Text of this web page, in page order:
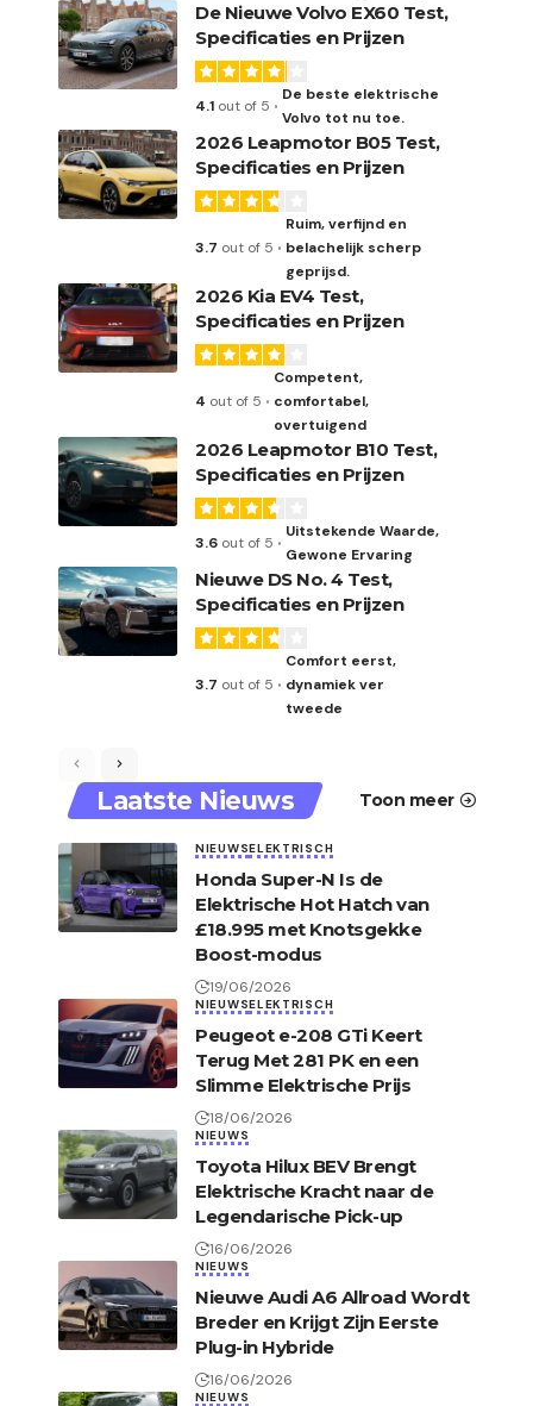
De Nieuwe Volvo EX60 Test,
Specificaties en Prijzen
4.1 out of 5
De beste elektrische
Volvo tot nu toe.
2026 Leapmotor B05 Test,
Specificaties en Prijzen
3.7 out of 5
Ruim, verfijnd en
belachelijk scherp
geprijsd.
2026 Kia EV4 Test,
Specificaties en Prijzen
4 out of 5
Competent,
comfortabel,
overtuigend
2026 Leapmotor B10 Test,
Specificaties en Prijzen
3.6 out of 5
Uitstekende Waarde,
Gewone Ervaring
Nieuwe DS No. 4 Test,
Specificaties en Prijzen
3.7 out of 5
Comfort eerst,
dynamiek ver
tweede
Laatste Nieuws Toon meer
NIEUWSELEKTRISCH
Honda Super-N Is de
Elektrische Hot Hatch van
£18.995 met Knotsgekke
Boost-modus
19/06/2026
NIEUWSELEKTRISCH
Peugeot e-208 GTi Keert
Terug Met 281 PK en een
Slimme Elektrische Prijs
18/06/2026
NIEUWS
Toyota Hilux BEV Brengt
Elektrische Kracht naar de
Legendarische Pick-up
16/06/2026
NIEUWS
Nieuwe Audi A6 Allroad Wordt
Breder en Krijgt Zijn Eerste
Plug-in Hybride
16/06/2026
NIEUWS